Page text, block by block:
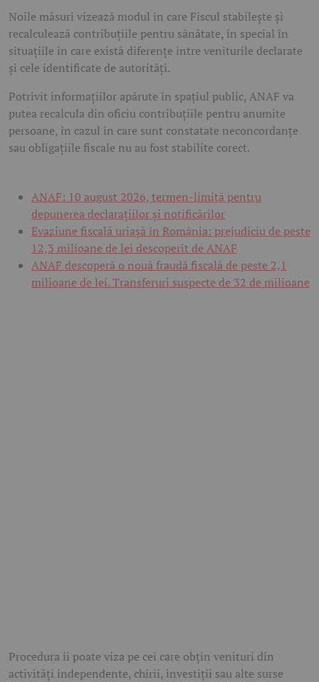
Noile măsuri vizează modul în care Fiscul stabilește și
recalculează contribuțiile pentru sănătate, în special în
situațiile în care există diferențe între veniturile declarate
și cele identificate de autorități.
Potrivit informațiilor apărute în spațiul public, ANAF va
putea recalcula din oficiu contribuțiile pentru anumite
persoane, în cazul în care sunt constatate neconcordanțe
sau obligațiile fiscale nu au fost stabilite corect.
ANAF: 10 august 2026, termen-limită pentru
depunerea declarațiilor și notificărilor
Evaziune fiscală uriașă în România: prejudiciu de peste
12,3 milioane de lei descoperit de ANAF
ANAF descoperă o nouă fraudă fiscală de peste 2,1
milioane de lei. Transferuri suspecte de 32 de milioane
Procedura îi poate viza pe cei care obțin venituri din
activități independente, chirii, investiții sau alte surse